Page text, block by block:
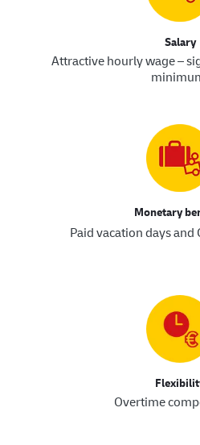
Salary
Attractive hourly wage –
Monetary
Paid vacation days
Overtime